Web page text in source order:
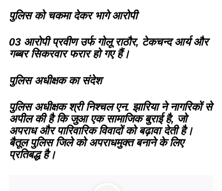
पुलिस को चकमा देकर भागे आरोपी
03 आरोपी प्रवीण उर्फ गोलू राठौर, टेकचन्द आर्य और
गब्बर सिकरवार फरार हो गए हैं।
पुलिस अधीक्षक का संदेश
पुलिस अधीक्षक श्री निश्चल एन. झारिया ने नागरिकों से
अपील की है कि जुआ एक सामाजिक बुराई है, जो
अपराध और पारिवारिक विवादों को बढ़ावा देती है।
बैतूल पुलिस जिले को अपराधमुक्त बनाने के लिए
प्रतिबद्ध है।